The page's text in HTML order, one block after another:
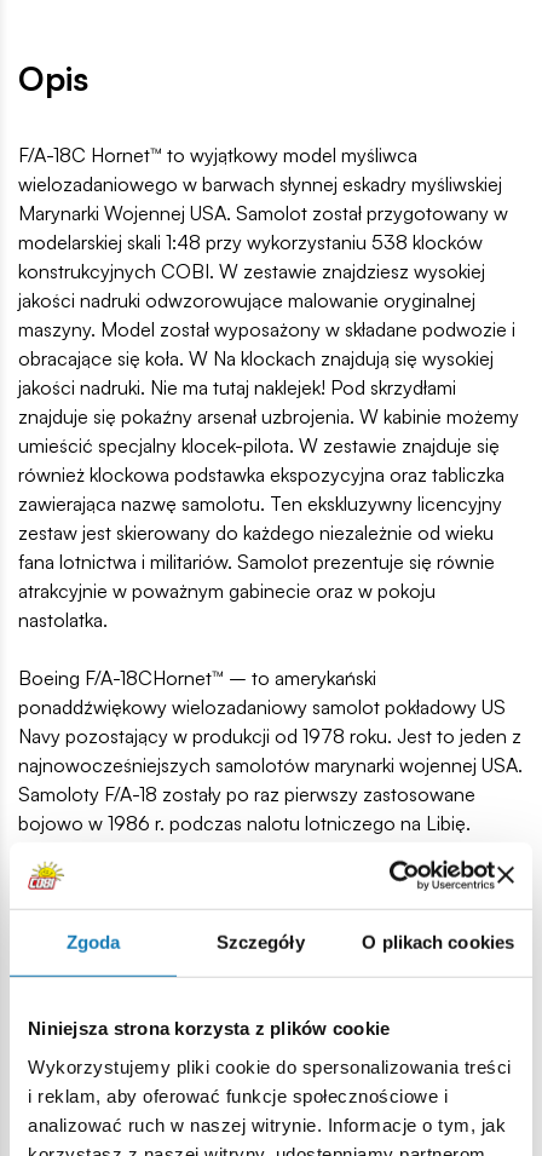
Zgoda Szczegóły O plikach cookies
Niniejsza strona korzysta z plików cookie
Wykorzystujemy pliki cookie do spersonalizowania treści
i reklam, aby oferować funkcje społecznościowe i
analizować ruch w naszej witrynie. Informacje o tym, jak
Opis
F/A-18C Hornet™ to wyjątkowy model myśliwca
wielozadaniowego w barwach słynnej eskadry myśliwskiej
Marynarki Wojennej USA. Samolot został przygotowany w
modelarskiej skali 1:48 przy wykorzystaniu 538 klocków
konstrukcyjnych COBI. W zestawie znajdziesz wysokiej
jakości nadruki odwzorowujące malowanie oryginalnej
maszyny. Model został wyposażony w składane podwozie i
obracające się koła. W Na klockach znajdują się wysokiej
jakości nadruki. Nie ma tutaj naklejek! Pod skrzydłami
znajduje się pokaźny arsenał uzbrojenia. W kabinie możemy
umieścić specjalny klocek-pilota. W zestawie znajduje się
również klockowa podstawka ekspozycyjna oraz tabliczka
zawierająca nazwę samolotu. Ten ekskluzywny licencyjny
zestaw jest skierowany do każdego niezależnie od wieku
fana lotnictwa i militariów. Samolot prezentuje się równie
atrakcyjnie w poważnym gabinecie oraz w pokoju
nastolatka.
Boeing F/A-18CHornet™ – to amerykański
ponaddźwiękowy wielozadaniowy samolot pokładowy US
Navy pozostający w produkcji od 1978 roku. Jest to jeden z
najnowocześniejszych samolotów marynarki wojennej USA.
Samoloty F/A-18 zostały po raz pierwszy zastosowane
bojowo w 1986 r. podczas nalotu lotniczego na Libię.
była operacja "Pustynna Burza" (Desert Storm) w Iraku w
1991 r.
538 wysokiej jakości elementów,
tradycją,
spełniają normy bezpieczeństwa dotyczące produktów
dla dzieci,
w pełni kompatybilne z innymi markami klocków
konstrukcyjnych,